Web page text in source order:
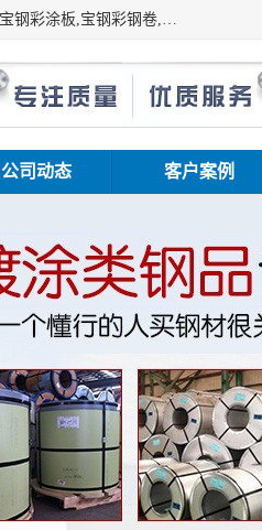
上海志辰实业有限公司主要经销:上海宝钢彩钢卷（宝钢总厂）台湾氟碳彩钢板,烨辉彩钢板,宝钢彩钢板,宝钢彩涂板,宝钢彩钢卷,马钢彩钢板,马钢彩钢卷,镀铝锌钢板,PVDF彩钢板,台湾烨辉彩钢板,高耐候彩钢板,硅改性彩钢板,规格齐全。
公司动态 客户案例